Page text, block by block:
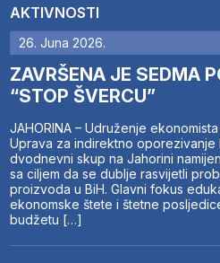
AKTIVNOSTI
26. Juna 2026.
ZAVRŠENA JE SEDMA
“STOP ŠVERCU”
JAHORINA – Udruženje
Uprava za indirektno oporezivanje
dvodnevni skup na Jahorini
sa ciljem da se dublje rasvijetli
proizvoda u BiH. Glavni fokus
ekonomske štete i štetne
budžetu […]